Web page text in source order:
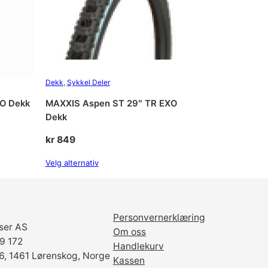
Dekk
Dekk, Sykkel Deler
MAXXIS Aspen ST 29″ TR EXO
Dekk
kr849
Velg alternativ
AS
172
1461 Lørenskog, Norge
Personvernerklæring
Om oss
Handlekurv
Kassen